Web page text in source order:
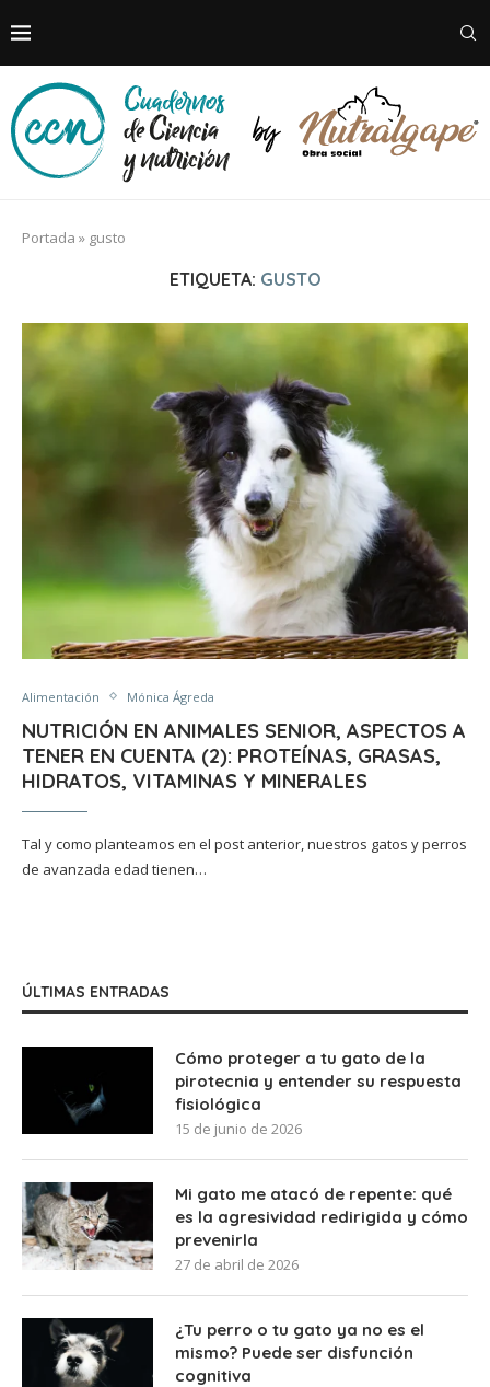
Portada » gusto
ETIQUETA: GUSTO
Alimentación Mónica Ágreda
NUTRICIÓN EN ANIMALES SENIOR, ASPECTOS A
TENER EN CUENTA (2): PROTEÍNAS, GRASAS,
HIDRATOS, VITAMINAS Y MINERALES
Tal y como planteamos en el post anterior, nuestros gatos y perros
de avanzada edad tienen…
ÚLTIMAS ENTRADAS
Cómo proteger a tu gato de la
pirotecnia y entender su respuesta
fisiológica
15 de junio de 2026
Mi gato me atacó de repente: qué
es la agresividad redirigida y cómo
prevenirla
27 de abril de 2026
¿Tu perro o tu gato ya no es el
mismo? Puede ser disfunción
cognitiva